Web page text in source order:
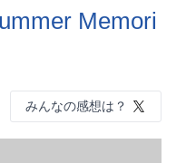
Memori
みんなの感想は？